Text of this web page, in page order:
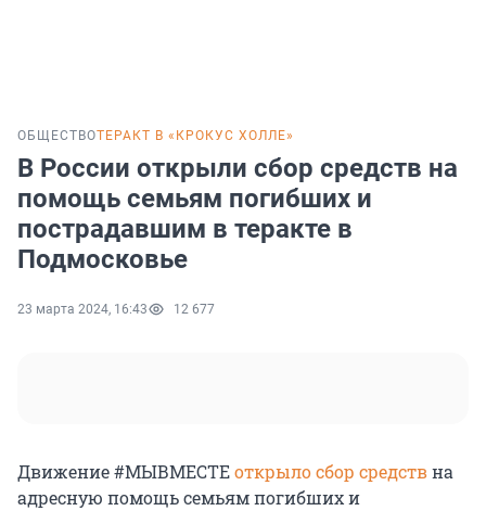
ОБЩЕСТВОТЕРАКТ В «КРОКУС ХОЛЛЕ»
В России открыли сбор средств на
помощь семьям погибших и
пострадавшим в теракте в
Подмосковье
23 марта 2024, 16:43 12 677
Движение #МЫВМЕСТЕоткрыло сбор средствна
адресную помощь семьям погибших и